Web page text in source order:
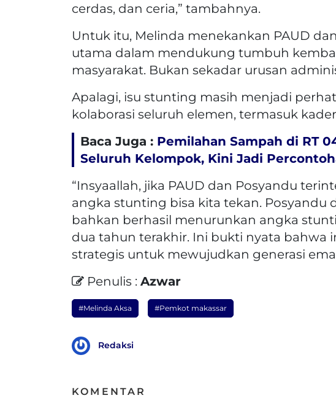
cerdas, dan ceria,” tambahnya.
Untuk itu, Melinda menekankan PAUD
utama dalam mendukung tumbuh
masyarakat. Bukan sekadar urusan
Apalagi, isu stunting masih menjadi
kolaborasi seluruh elemen, termasuk
Baca Juga : Pemilahan Sampah di RT
Seluruh Kelompok, Kini Jadi
“Insyaallah, jika PAUD dan Posyandu
angka stunting bisa kita tekan. Posyandu
bahkan berhasil menurunkan angka
dua tahun terakhir. Ini bukti nyata bahwa
strategis untuk mewujudkan generasi
Penulis : Azwar
#Melinda Aksa #Pemkot makassar
Redaksi
KOMENTAR